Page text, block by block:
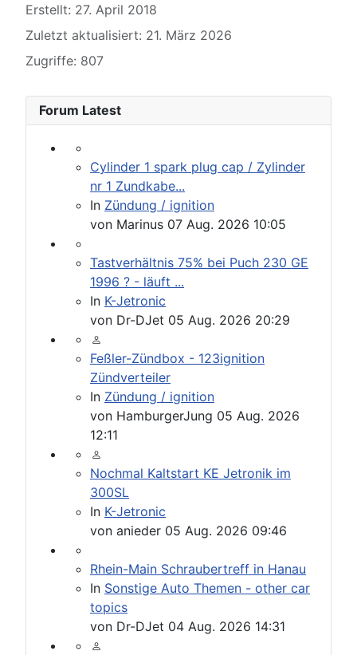
Erstellt: 27. April 2018
Zuletzt aktualisiert: 21. März 2026
Zugriffe: 807
Forum Latest
Cylinder 1 spark plug cap / Zylinder
nr 1 Zundkabe...
In Zündung / ignition
von Marinus 07 Aug. 2026 10:05
Tastverhältnis 75% bei Puch 230 GE
1996 ? - läuft ...
In K-Jetronic
von Dr-DJet 05 Aug. 2026 20:29
Feßler-Zündbox - 123ignition
Zündverteiler
In Zündung / ignition
von HamburgerJung 05 Aug. 2026
12:11
Nochmal Kaltstart KE Jetronik im
300SL
In K-Jetronic
von anieder 05 Aug. 2026 09:46
Rhein-Main Schraubertreff in Hanau
In Sonstige Auto Themen - other car
topics
von Dr-DJet 04 Aug. 2026 14:31